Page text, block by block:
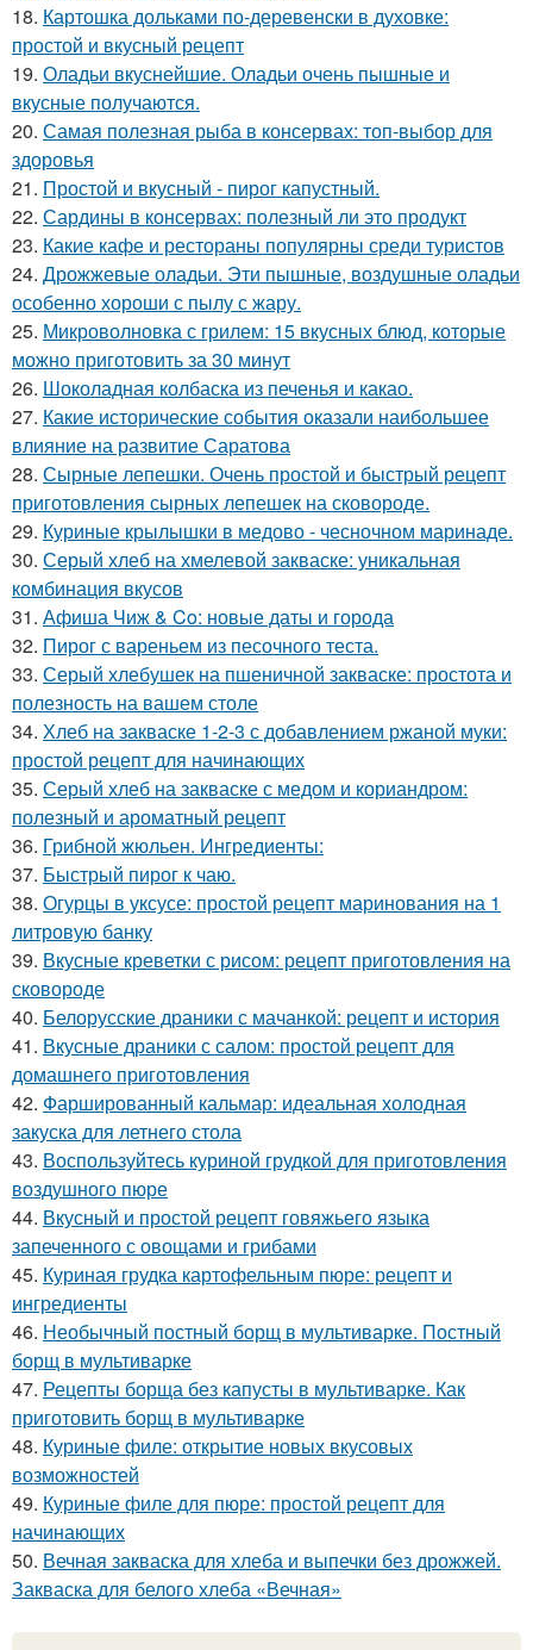
18. Картошка дольками по-деревенски в духовке:
простой и вкусный рецепт
19. Оладьи вкуснейшие. Оладьи очень пышные и
вкусные получаются.
20. Самая полезная рыба в консервах: топ-выбор для
здоровья
21. Простой и вкусный - пирог капустный.
22. Сардины в консервах: полезный ли это продукт
23. Какие кафе и рестораны популярны среди туристов
24. Дрожжевые оладьи. Эти пышные, воздушные оладьи
особенно хороши с пылу с жару.
25. Микроволновка с грилем: 15 вкусных блюд, которые
можно приготовить за 30 минут
26. Шоколадная колбаска из печенья и какао.
27. Какие исторические события оказали наибольшее
влияние на развитие Саратова
28. Сырные лепешки. Очень простой и быстрый рецепт
приготовления сырных лепешек на сковороде.
29. Куриные крылышки в медово - чесночном маринаде.
30. Серый хлеб на хмелевой закваске: уникальная
комбинация вкусов
31. Афиша Чиж & Co: новые даты и города
32. Пирог с вареньем из песочного теста.
33. Серый хлебушек на пшеничной закваске: простота и
полезность на вашем столе
34. Хлеб на закваске 1-2-3 с добавлением ржаной муки:
простой рецепт для начинающих
35. Серый хлеб на закваске с медом и кориандром:
полезный и ароматный рецепт
36. Грибной жюльен. Ингредиенты:
37. Быстрый пирог к чаю.
38. Огурцы в уксусе: простой рецепт маринования на 1
литровую банку
39. Вкусные креветки с рисом: рецепт приготовления на
сковороде
40. Белорусские драники с мачанкой: рецепт и история
41. Вкусные драники с салом: простой рецепт для
домашнего приготовления
42. Фаршированный кальмар: идеальная холодная
закуска для летнего стола
43. Воспользуйтесь куриной грудкой для приготовления
воздушного пюре
44. Вкусный и простой рецепт говяжьего языка
запеченного с овощами и грибами
45. Куриная грудка картофельным пюре: рецепт и
ингредиенты
46. Необычный постный борщ в мультиварке. Постный
борщ в мультиварке
47. Рецепты борща без капусты в мультиварке. Как
приготовить борщ в мультиварке
48. Куриные филе: открытие новых вкусовых
возможностей
49. Куриные филе для пюре: простой рецепт для
начинающих
50. Вечная закваска для хлеба и выпечки без дрожжей.
Закваска для белого хлеба «Вечная»